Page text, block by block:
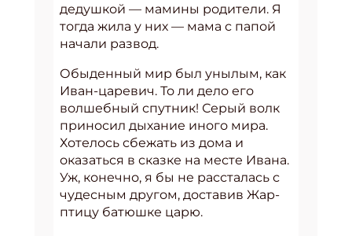
дедушкой — мамины родители. Я
тогда жила у них — мама с папой
начали развод.
Обыденный мир был унылым, как
Иван-царевич. То ли дело его
волшебный спутник! Серый волк
приносил дыхание иного мира.
Хотелось сбежать из дома и
оказаться в сказке на месте Ивана.
Уж, конечно, я бы не рассталась с
чудесным другом, доставив Жар-
птицу батюшке царю.